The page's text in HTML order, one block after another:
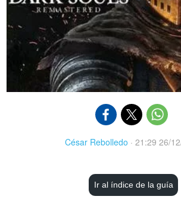
César Rebolledo · 21:29 26/
Ir al índice de la guía